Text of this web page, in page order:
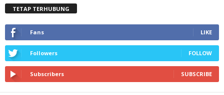
TETAP TERHUBUNG
Fans LIKE
Followers FOLLOW
Subscribers SUBSCRIBE